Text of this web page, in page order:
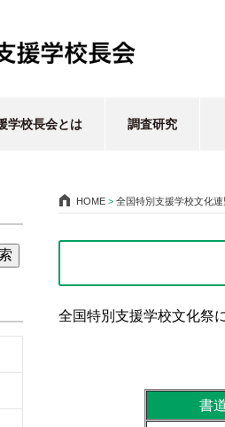
学校長会とは 調査研究
HOME > 全国特別支援学校文化連
全国特別支援学校文化祭
書